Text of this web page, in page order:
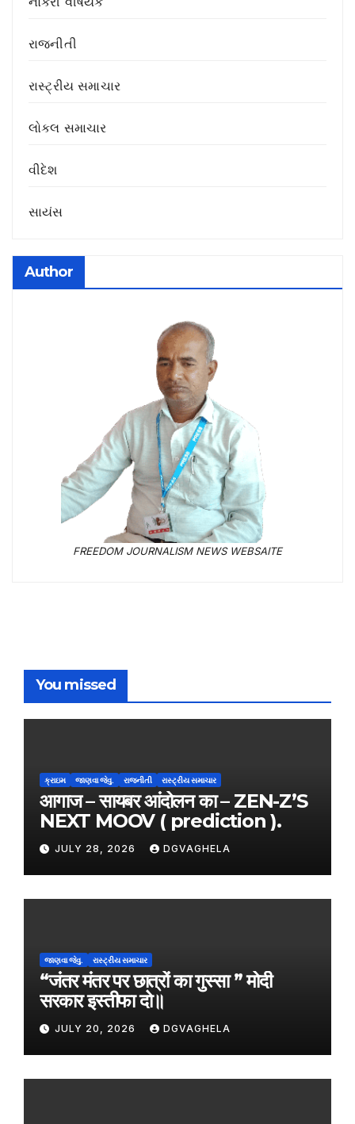
રાજનીતી
રાસ્ટ્રીય સમાચાર
લોકલ સમાચાર
વીદેશ
સાયંસ
Author
FREEDOM JOURNALISM NEWS WEBSAITE
You missed
ક્રાઇમ જાણવા જેવુ. રાજનીતી રાસ્ટ્રીય સમાચાર
आगाज – सायबर आंदोलन का – ZEN-Z’S
NEXT MOOV ( prediction ).
JULY 28, 2026 DGVAGHELA
જાણવા જેવુ. રાસ્ટ્રીય સમાચાર
“जंतर मंतर पर छात्रों का गुस्सा ” मोदी
सरकार इस्तीफा दो॥
JULY 20, 2026 DGVAGHELA